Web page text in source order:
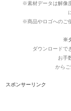
※素材データは解像
※商品やロゴへのご
※
ダウンロードで
お手
から
スポンサーリンク